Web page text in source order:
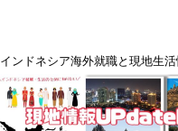
インドネシア海外就職と現地生